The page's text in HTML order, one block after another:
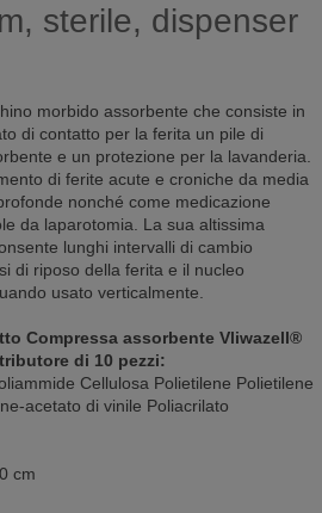
sterile, dispenser
morbido assorbente che consiste in
di contatto per la ferita un pile di
e un protezione per la lavanderia.
di ferite acute e croniche da media
nonché come medicazione
da laparotomia. La sua altissima
lunghi intervalli di cambio
di riposo della ferita e il nucleo
usato verticalmente.
Compressa assorbente Vliwazell®
di 10 pezzi:
Cellulosa Polietilene Polietilene
acetato di vinile Poliacrilato
cm